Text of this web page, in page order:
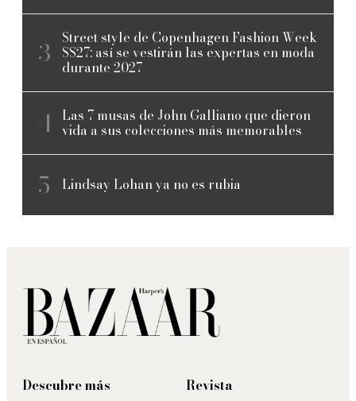
Street style de Copenhagen Fashion Week
SS27: así se vestirán las expertas en moda
durante 2027
Las 7 musas de John Galliano que dieron
vida a sus colecciones más memorables
Lindsay Lohan ya no es rubia
Descubre más
Revista